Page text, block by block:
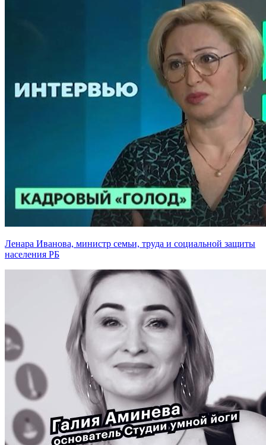
Ленара Иванова, министр семьи, труда и социальной защиты
населения РБ